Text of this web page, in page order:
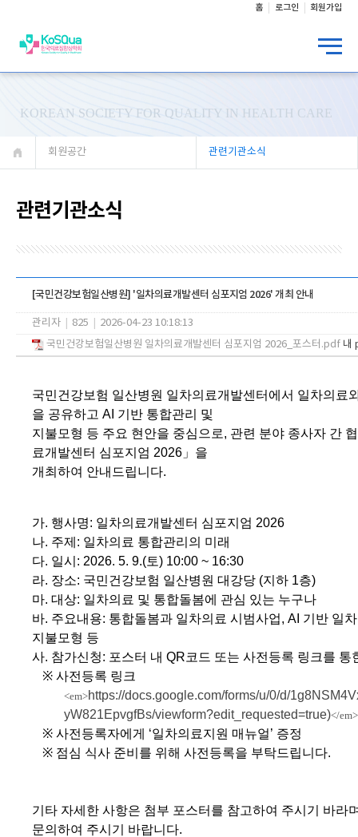
홈 로그인 회원가입
KOREAN SOCIETY FOR QUALITY IN HEALTH CARE
회원공간 관련기관소식
관련기관소식
[국민건강보험일산병원] '일차의료개발센터 심포지엄 2026' 개최 안내
관리자 825
2026-04-23 10:18:13
국민건강보험일산병원 일차의료개발센터 심포지엄 2026_포스터.pdf 내
국민건강보험 일산병원 일차의료개발센터에서 일차의료
을 공유하고 AI 기반 통합관리 및
지불모형 등 주요 현안을 중심으로, 관련 분야 종사자 간
료개발센터 심포지엄 2026 」을
개최하여 안내드립니다.
가. 행사명: 일차의료개발센터 심포지엄 2026
나. 주제 : 일차의료 통합관리의 미래
다. 일시 : 2026. 5. 9.(토) 10:00 ~ 16:30
라. 장소: 국민건강보험 일산병원 대강당 (지하 1층)
마. 대상: 일차의료 및 통합돌봄에 관심 있는 누구나
바. 주요내용: 통합돌봄과 일차의료 시범사업, AI 기반 일
지불모형 등
사. 참가신청: 포스터 내 QR코드 또는 사전등록 링크를 통
※사전등록 링크
<em>https://docs.google.com/forms/u/0/d/
yW821EpvgfBs/viewform?edit_requested=true)</em>
※사전등록자에게 ‘일차의료지원 매뉴얼’ 증정
※ 점심 식사 준비를 위해 사전등록을 부탁드립니다.
기타 자세한 사항은 첨부 포스터를 참고하여 주시기 바라
문의하여 주시기 바랍니다.